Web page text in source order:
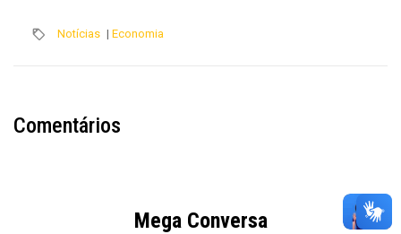
Notícias | Economia
Comentários
Mega Conversa